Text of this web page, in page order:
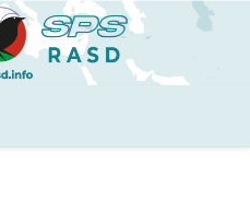
Перейти
к
основному